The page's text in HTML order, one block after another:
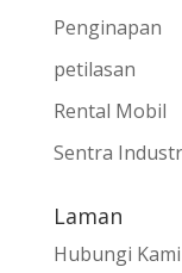
Penginapan
petilasan
Rental Mobil
Sentra
Laman
Hubungi Kami